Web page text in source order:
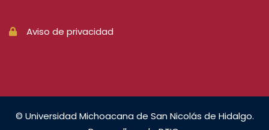
Aviso de privacidad
© Universidad Michoacana de San Nicolás de Hidalgo.